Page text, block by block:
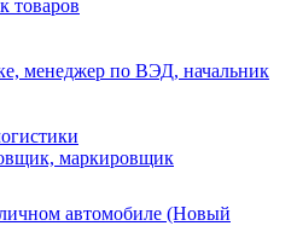
товаров
менеджер по ВЭД, начальник
маркировщик
автомобиле (Новый